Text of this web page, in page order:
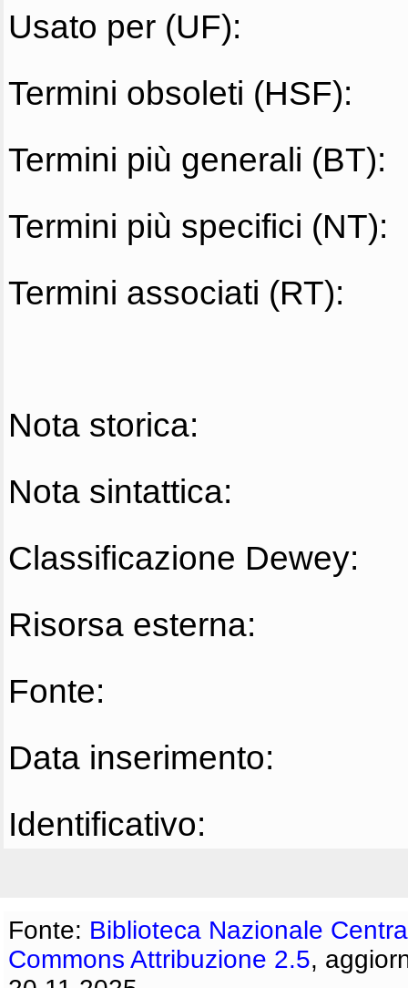
Usato per (UF):
Termini obsoleti (HSF):
Termini più generali (BT):
Termini più specifici (NT):
Termini associati (RT):
Nota storica:
Nota sintattica:
Classificazione Dewey:
Risorsa esterna:
Fonte:
Data inserimento:
Identificativo:
Fonte: Biblioteca Nazionale
Commons Attribuzione 2.5,